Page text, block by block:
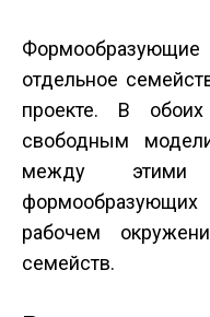
Формообразующие
отдельное
проекте. В
свободным
между этими
рабочем
семейств.